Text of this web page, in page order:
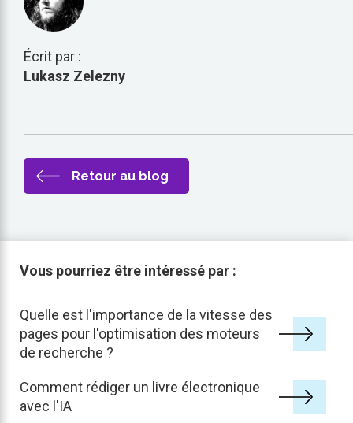
Écrit par :
Lukasz Zelezny
Retour au blog
Vous pourriez être intéressé par :
Quelle est l'importance de la vitesse des
pages pour l'optimisation des moteurs
de recherche ?
Comment rédiger un livre électronique
avec l'IA